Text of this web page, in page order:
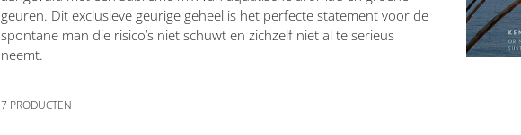
geuren. Dit exclusieve geurige geheel is het perfecte statement voor de
spontane man die risico’s niet schuwt en zichzelf niet al te serieus
neemt.
7PRODUCTEN